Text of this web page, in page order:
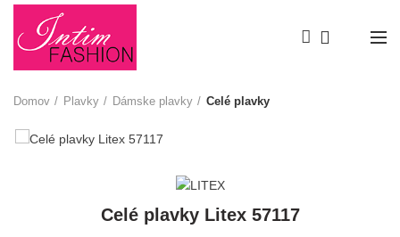
Domov Plavky Dámske plavky Celé plavky
Celé plavky Litex 57117
DOPRAVA ZADARMO pri nákupe nad 80 € .